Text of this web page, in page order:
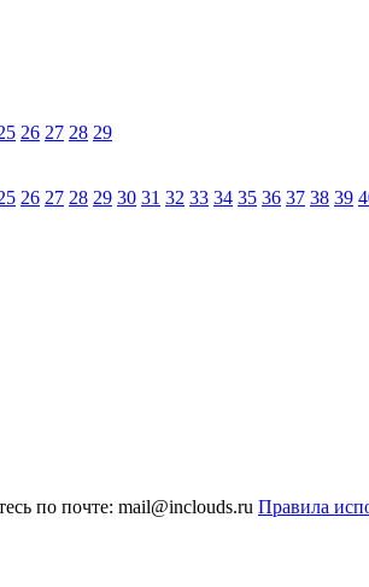
26 27 28 29
26 27 28 29 30 31 32 33 34 35 36 37 38 39
по почте: mail@inclouds.ru Правила